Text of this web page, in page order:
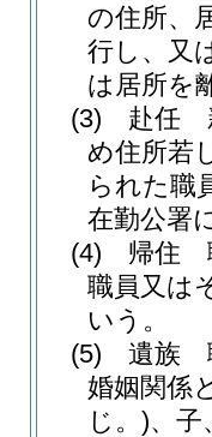
の住所、
行し、又
は居所を
(3)
赴任
め住所若
られた職
在勤公署
(4)
帰住
職員又は
いう。
(5)
遺族
婚姻関係
じ。)、子